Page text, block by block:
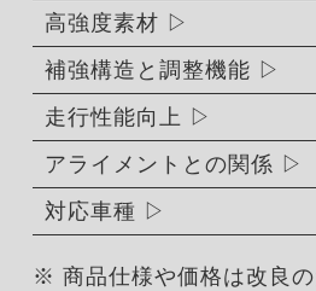
高強度素材
補強構造と調整機能
走行性能向上
アライメントとの関係
対応車種
※ 商品仕様や価格は改良